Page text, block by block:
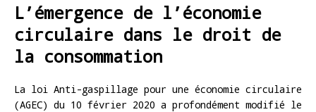
L’émergence de l’économie
circulaire dans le droit de
la consommation
La loi Anti-gaspillage pour une économie circulaire
(AGEC) du 10 février 2020 a profondément modifié le